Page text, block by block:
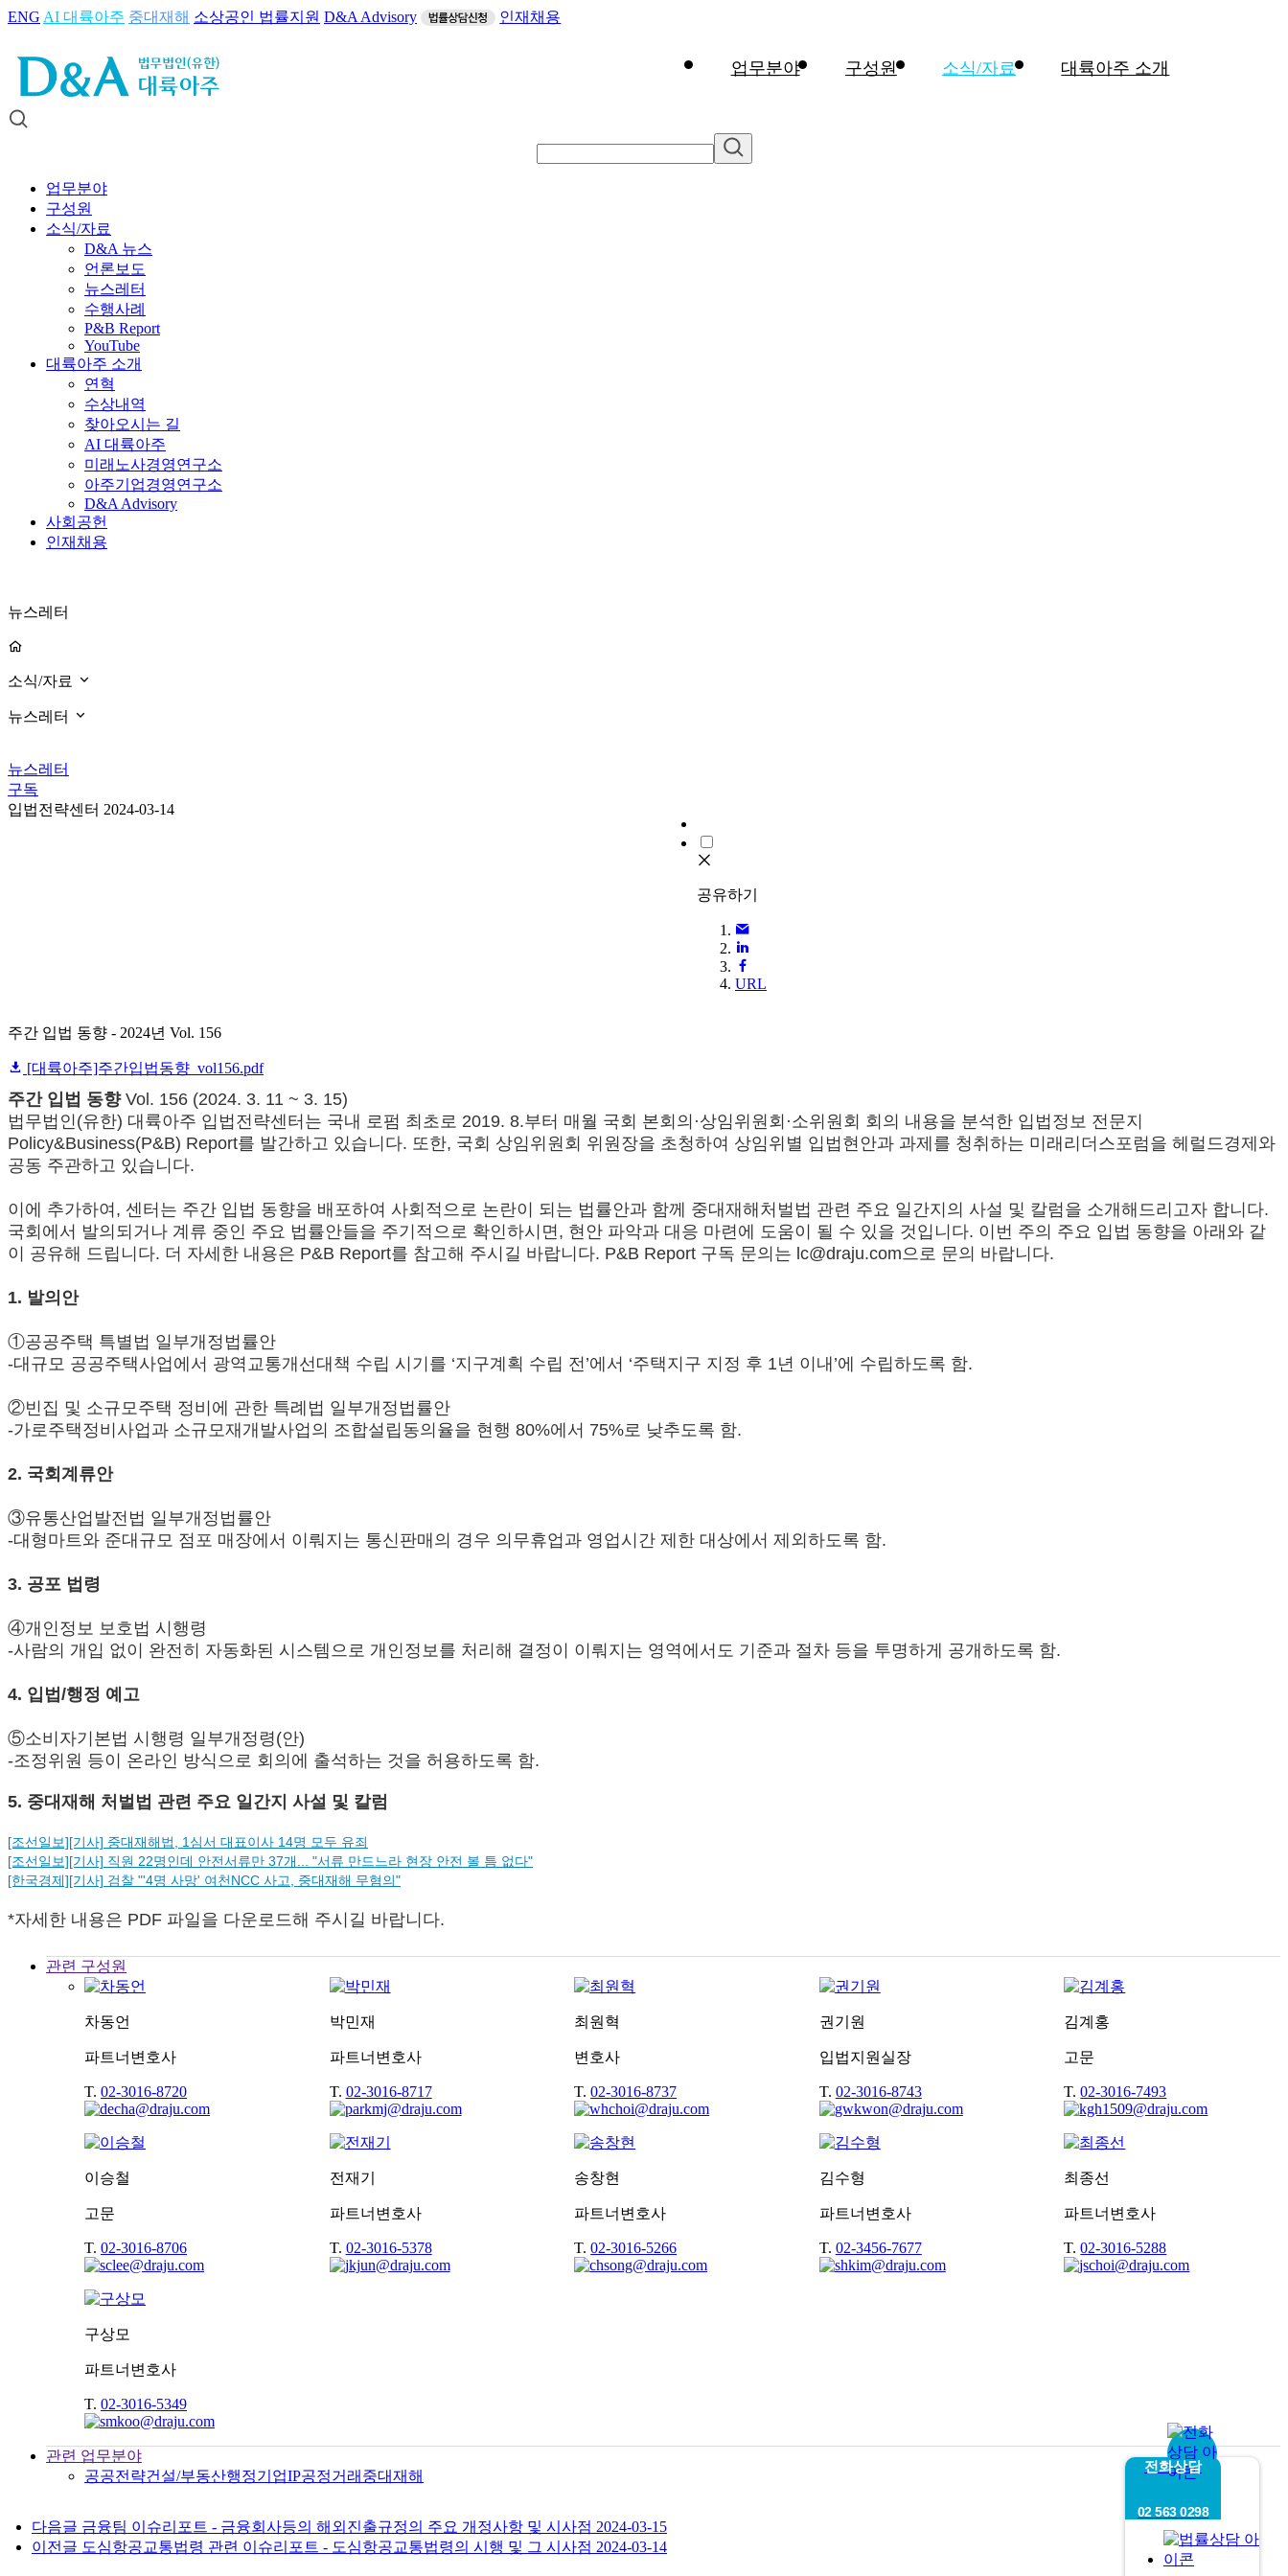
ENG AI 대륙아주 중대재해 소상공인 법률지원 D&A Advisory 인재채용
업무분야 구성원 소식/자료 대륙아주 소개
업무분야
구성원
소식/자료
D&A 뉴스
언론보도
뉴스레터
수행사례
P&B Report
YouTube
대륙아주 소개
연혁
수상내역
찾아오시는 길
AI 대륙아주
미래노사경영연구소
아주기업경영연구소
D&A Advisory
사회공헌
인재채용
전화상담
02 563 0298
뉴스레터
소식/자료
뉴스레터
뉴스레터
구독
입법전략센터 2024-03-14
공유하기
URL
주간 입법 동향 - 2024년 Vol. 156
[대륙아주]주간입법동향_vol156.pdf
주간 입법 동향 Vol. 156 (2024. 3. 11 ~ 3. 15)
법무법인(유한) 대륙아주 입법전략센터는 국내 로펌 최초로 2019. 8.부터 매월 국회 본회의·상임위원회·소위원회 회의 내용을 분석한 입법정보 전문지
Policy&Business(P&B) Report를 발간하고 있습니다. 또한, 국회 상임위원회 위원장을 초청하여 상임위별 입법현안과 과제를 청취하는 미래리더스포럼을 헤럴드경제와
공동 주관하고 있습니다.
이에 추가하여, 센터는 주간 입법 동향을 배포하여 사회적으로 논란이 되는 법률안과 함께 중대재해처벌법 관련 주요 일간지의 사설 및 칼럼을 소개해드리고자 합니다.
국회에서 발의되거나 계류 중인 주요 법률안들을 주기적으로 확인하시면, 현안 파악과 대응 마련에 도움이 될 수 있을 것입니다. 이번 주의 주요 입법 동향을 아래와 같
이 공유해 드립니다. 더 자세한 내용은 P&B Report를 참고해 주시길 바랍니다. P&B Report 구독 문의는 lc@draju.com으로 문의 바랍니다.
1. 발의안
①공공주택 특별법 일부개정법률안
-대규모 공공주택사업에서 광역교통개선대책 수립 시기를 ‘지구계획 수립 전’에서 ‘주택지구 지정 후 1년 이내’에 수립하도록 함.
②빈집 및 소규모주택 정비에 관한 특례법 일부개정법률안
-가로주택정비사업과 소규모재개발사업의 조합설립동의율을 현행 80%에서 75%로 낮추도록 함.
2. 국회계류안
③유통산업발전법 일부개정법률안
-대형마트와 준대규모 점포 매장에서 이뤄지는 통신판매의 경우 의무휴업과 영업시간 제한 대상에서 제외하도록 함.
3. 공포 법령
④개인정보 보호법 시행령
-사람의 개입 없이 완전히 자동화된 시스템으로 개인정보를 처리해 결정이 이뤄지는 영역에서도 기준과 절차 등을 투명하게 공개하도록 함.
4. 입법/행정 예고
⑤소비자기본법 시행령 일부개정령(안)
-조정위원 등이 온라인 방식으로 회의에 출석하는 것을 허용하도록 함.
5. 중대재해 처벌법 관련 주요 일간지 사설 및 칼럼
[조선일보][기사] 중대재해법, 1심서 대표이사 14명 모두 유죄
[조선일보][기사] 직원 22명인데 안전서류만 37개... "서류 만드느라 현장 안전 볼 틈 없다"
[한국경제][기사] 검찰 "'4명 사망' 여천NCC 사고, 중대재해 무혐의"
*자세한 내용은 PDF 파일을 다운로드해 주시길 바랍니다.
관련 구성원
차동언
파트너변호사
T. 02-3016-8720
박민재
파트너변호사
T. 02-3016-8717
최원혁
변호사
T.02-3016-8737
권기원
입법지원실장
T. 02-3016-8743
김계홍
고문
T.02-3016-7493
이승철
고문
T. 02-3016-8706
전재기
파트너변호사
T. 02-3016-5378
송창현
파트너변호사
T.02-3016-5266
김수형
파트너변호사
T. 02-3456-7677
최종선
파트너변호사
T.02-3016-5288
구상모
파트너변호사
T. 02-3016-5349
관련 업무분야
공공전략건설/부동산행정기업IP공정거래 중대재해
다음글 금융팀 이슈리포트 - 금융회사등의 해외진출규정의 주요 개정사항 및 시사점 2024-03-15
이전글 도심항공교통법령 관련 이슈리포트 - 도심항공교통법령의 시행 및 그 시사점 2024-03-14